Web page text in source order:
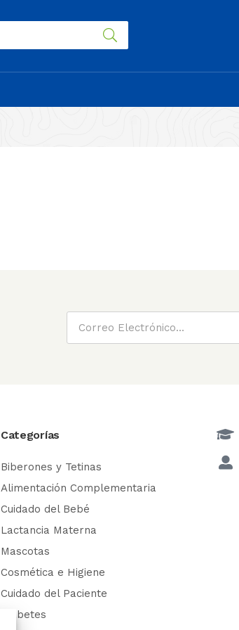
Categorías
Biberones y Tetinas
Alimentación Complementaria
Cuidado del Bebé
Lactancia Materna
Mascotas
Cosmética e Higiene
Cuidado del Paciente
Diabetes